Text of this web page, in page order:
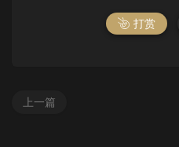
打赏
上一篇